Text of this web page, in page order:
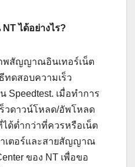
ได้อย่างไร?
พสัญญาณอินเทอร์เน็ต
ดสอบความเร็ว
Speedtest. เมื่อทำการ
วดาวน์โหลด/อัพโหลด
ด้ต่ำกว่าที่ควรหรือเน็ต
เตอร์และสายสัญญาณ
ของ NT เพื่อขอ